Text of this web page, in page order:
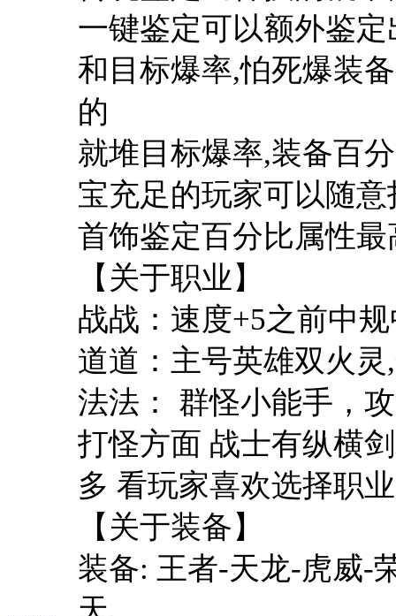
一键鉴定可以额外鉴
和目标爆率,怕死爆装
的
就堆目标爆率,装备百
宝充足的玩家可以随
首饰鉴定百分比属性
【关于职业】
战战：速度+5之前中
道道：主号英雄双火
法法： 群怪小能手，
打怪方面 战士有纵横
多 看玩家喜欢选择职业
【关于装备】
装备: 王者-天龙-虎威-